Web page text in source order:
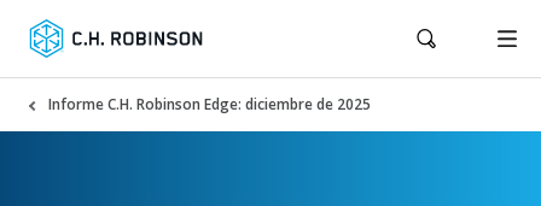
Informe C.H. Robinson Edge: diciembre de 2025